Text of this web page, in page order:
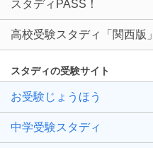
スタディPASS！
高校受験スタディ「関西版」
スタディの受験サイト
お受験じょうほう
中学受験スタディ